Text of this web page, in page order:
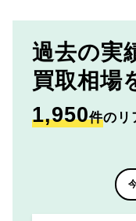
過去の実
買取相場
1,950件のリ